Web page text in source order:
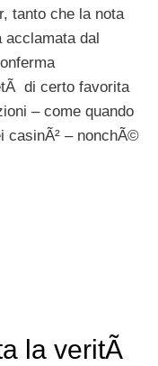
tanto che la nota
dal
di certo favorita
– come quando
casinÃ² – nonchÃ©
la veritÃ